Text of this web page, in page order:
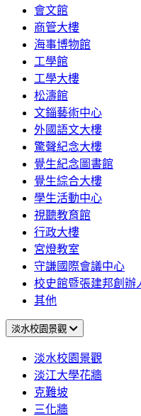
會文館
商管大樓
海事博物館
工學館
工學大樓
松濤館
文錙藝術中心
外國語文大樓
驚聲紀念大樓
覺生紀念圖書館
覺生綜合大樓
學生活動中心
視聽教育館
行政大樓
宮燈教室
守謙國際會議中心
校史館暨張建邦創辦
其他
淡水校園景觀
淡水校園景觀
淡江大學花牆
克難坡
三化牆